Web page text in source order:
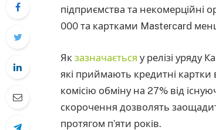
підприємства та некомерційні
000 та картками Mastercard
Як зазначається у релізі уряду
які приймають кредитні
комісію обміну на 27% від
скорочення дозволять
протягом п’яти років.